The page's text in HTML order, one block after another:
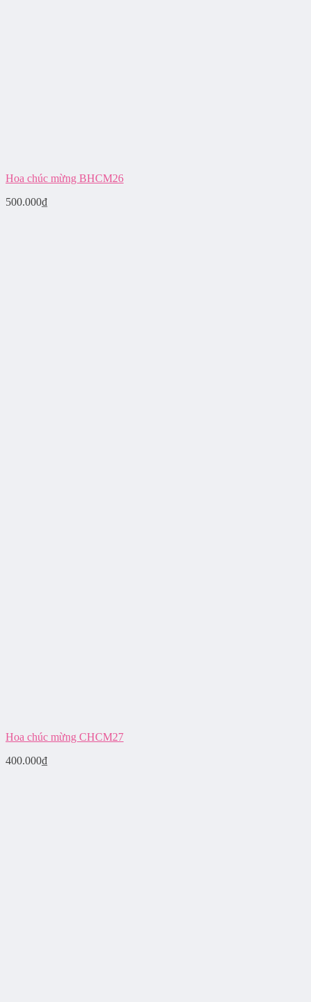
Hoa chúc mừng BHCM26
500.000₫
Hoa chúc mừng CHCM27
400.000₫